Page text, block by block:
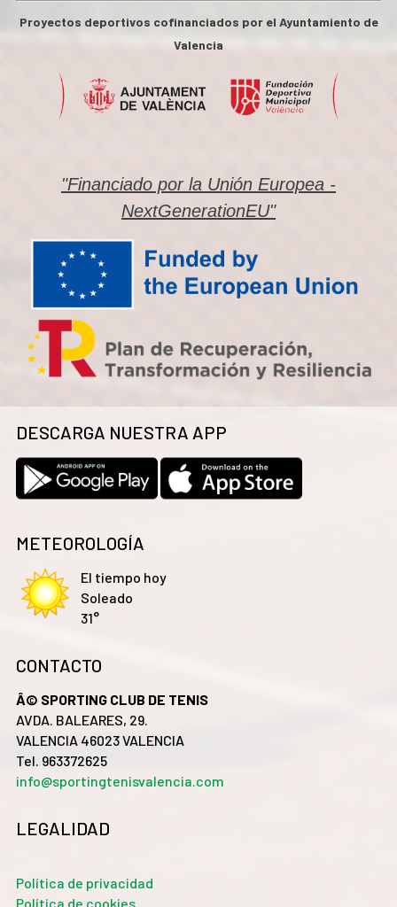
Proyectos deportivos cofinanciados por el Ayuntamiento de
Valencia
"Financiado por la Unión Europea -
NextGenerationEU"
DESCARGA NUESTRA APP
METEOROLOGÍA
El tiempo hoy
Soleado
31°
CONTACTO
Â© SPORTING CLUB DE TENIS
AVDA. BALEARES, 29.
VALENCIA 46023 VALENCIA
Tel. 963372625
info@sportingtenisvalencia.com
LEGALIDAD
Política de privacidad
Política de cookies